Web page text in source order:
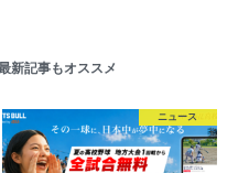
新記事もオススメ
ニュース